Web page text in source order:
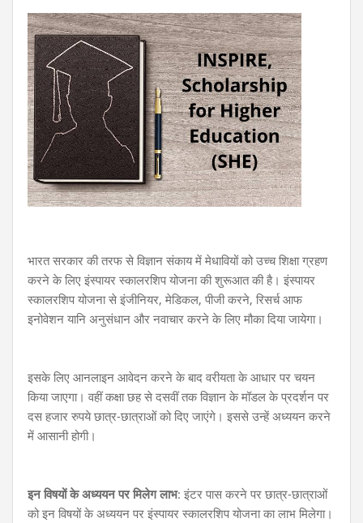
भारत सरकार की तरफ से विज्ञान संकाय में मेधावियों को उच्च शिक्षा ग्रहण
करने के लिए इंस्पायर स्कालरशिप योजना की शुरूआत की है। इंस्पायर
स्कालरशिप योजना से इंजीनियर, मेडिकल, पीजी करने, रिसर्च आफ
इनोवेशन यानि अनुसंधान और नवाचार करने के लिए मौका दिया जायेगा।
इसके लिए आनलाइन आवेदन करने के बाद वरीयता के आधार पर चयन
किया जाएगा। वहीं कक्षा छह से दसवीं तक विज्ञान के मॉडल के प्रदर्शन पर
दस हजार रुपये छात्र-छात्राओं को दिए जाएंगे। इससे उन्हें अध्ययन करने
में आसानी होगी।
इन विषयों के अध्ययन पर मिलेग लाभ: इंटर पास करने पर छात्र-छात्राओं
को इन विषयों के अध्ययन पर इंस्पायर स्कालरशिप योजना का लाभ मिलेगा।